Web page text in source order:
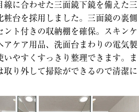
線に合わせた三面鏡下鏡を備えた三
粧台を採用しました。三面鏡の裏側
ント付きの収納棚を確保。スキンケ
アケア用品、洗面台まわりの電気製
いやすくすっきり整理できます。ま
取り外して掃除ができるので清潔に